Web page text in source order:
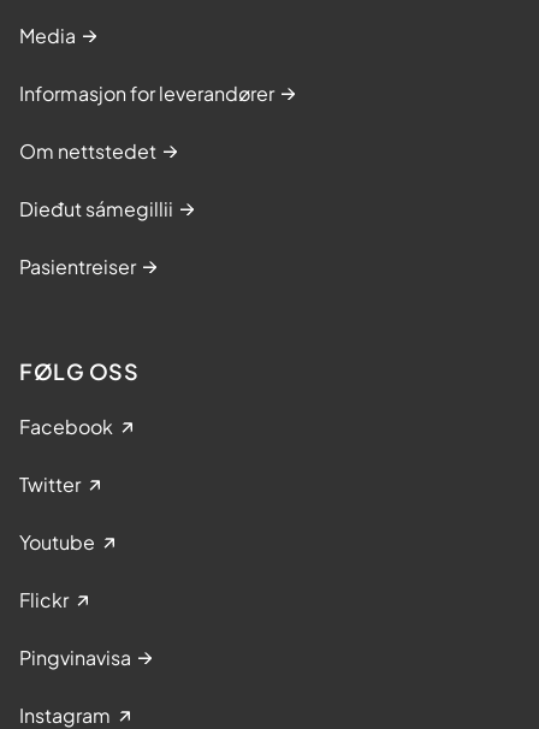
Media
Informasjon for leverandører
Om nettstedet
Dieđut sámegillii
Pasientreiser
FØLG OSS
Facebook
Twitter
Youtube
Flickr
Pingvinavisa
Instagram